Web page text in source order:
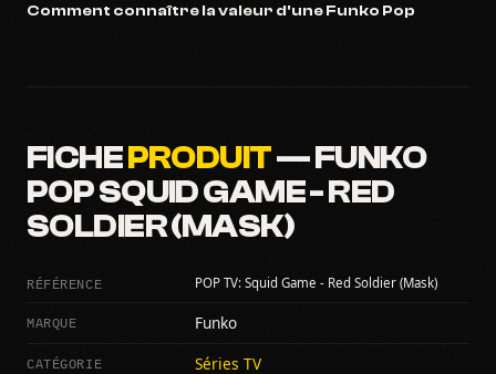
Comment connaître la valeur d'une Funko Pop
FICHEPRODUIT— FUNKO
POP SQUID GAME - RED
SOLDIER (MASK)
RÉFÉRENCE POP TV: Squid Game - Red Soldier (Mask)
MARQUE Funko
CATÉGORIE Séries TV